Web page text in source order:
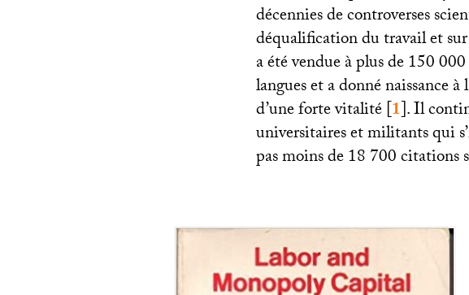
décennies de controverses
déqualification du travail et
a été vendue à plus de 150
langues et a donné naissance à
d’une forte vitalité[1]. Il
universitaires et militants qui
pas moins de 18 700